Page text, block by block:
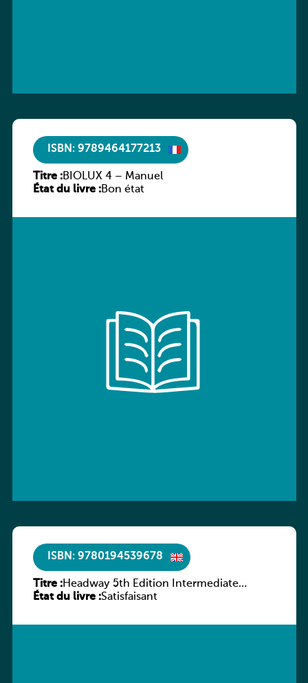
ISBN: 9789464177213
Titre :BIOLUX 4 – Manuel
État du livre :Bon état
ISBN: 9780194539678
Titre :Headway 5th Edition Intermediate
Workbook without key
État du livre :Satisfaisant